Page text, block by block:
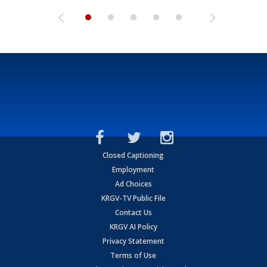
Closed Captioning
Employment
Ad Choices
KRGV-TV Public File
Contact Us
KRGV AI Policy
Privacy Statement
Terms of Use